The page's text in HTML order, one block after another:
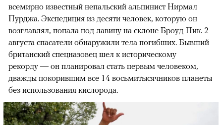
всемирно известный непальский альпинист Нирмал
Пурджа. Экспедиция из десяти человек, которую он
возглавлял, попала под лавину на склоне Броуд-Пик. 2
августа спасатели обнаружили тела погибших. Бывший
британский спецназовец шел к историческому
рекорду — он планировал стать первым человеком,
дважды покорившим все 14 восьмитысячников планеты
без использования кислорода.